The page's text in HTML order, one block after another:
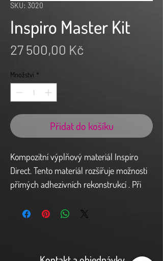
SKU: 3020
Inspiro Master Kit
27 500,00 Kč
Množství *
Přidat do košíku
Kompozitní výplňový materiál Inspiro
Direct. Tento materiál rozšiřuje možnosti
přímých adhezivních rekonstrukcí . Při
struktura zubu tzv. “Natural layering
Zjednodušená a spolehlivější technika